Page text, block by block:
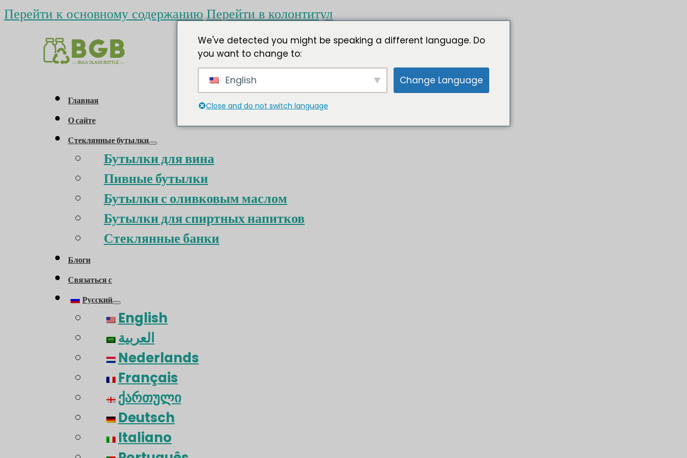
Перейти к основному содержаниюПерейти в колонтитул
Главная
О сайте
Стеклянные бутылки
Бутылки для вина
Пивные бутылки
Бутылки с оливковым маслом
Бутылки для спиртных напитков
Стеклянные банки
Блоги
Связаться с
Русский
English
العربية
Nederlands
Français
ქართული
Deutsch
Italiano
We've detected you might be speaking a different language. Do
you want to change to:
English Change Language
Close and do not switch language